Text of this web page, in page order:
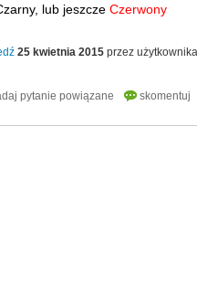
lub jeszcze Czerwony
25 kwietnia 2015 przez użytkownika